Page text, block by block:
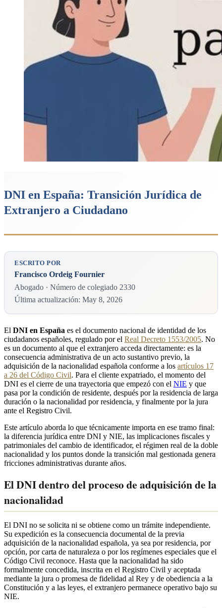
DNI en España: Transición Jurídica de
Extranjero a Ciudadano
ESCRITO POR
Francisco Ordeig Fournier
Abogado · Número de colegiado 2330
Última actualización: May 8, 2026
El DNI en España es el documento nacional de identidad de los
ciudadanos españoles, regulado por el Real Decreto 1553/2005. No
es un documento al que el extranjero acceda directamente: es la
consecuencia administrativa de un acto sustantivo previo, la
adquisición de la nacionalidad española conforme a los artículos 17
a 26 del Código Civil. Para el cliente expatriado, el momento del
DNI es el cierre de una trayectoria que empezó con el NIE y que
pasa por la condición de residente, después por la residencia de larga
duración o la nacionalidad por residencia, y finalmente por la jura
ante el Registro Civil.
Este artículo aborda lo que técnicamente importa en ese tramo final:
la diferencia jurídica entre DNI y NIE, las implicaciones fiscales y
patrimoniales del cambio de identificador, el régimen real de la doble
nacionalidad y los puntos donde la transición mal gestionada genera
fricciones administrativas durante años.
El DNI dentro del proceso de adquisición de la
nacionalidad
El DNI no se solicita ni se obtiene como un trámite independiente.
Su expedición es la consecuencia documental de la previa
adquisición de la nacionalidad española, ya sea por residencia, por
opción, por carta de naturaleza o por los regímenes especiales que el
Código Civil reconoce. Hasta que la nacionalidad ha sido
formalmente concedida, inscrita en el Registro Civil y aceptada
mediante la jura o promesa de fidelidad al Rey y de obediencia a la
Constitución y a las leyes, el extranjero permanece operativo bajo su
NIE.